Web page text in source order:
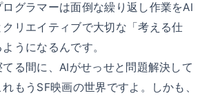
グラマーは面倒な繰り返し作業をAI
リエイティブで大切な「考える仕
うになるんです。
る間に、AIがせっせと問題解決して
もうSF映画の世界ですよ。しかも、